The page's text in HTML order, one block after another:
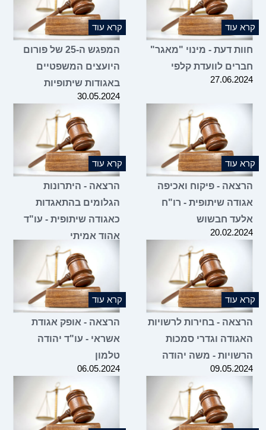
קרא עוד
חוות דעת - מינוי "מאגר"
חברים לוועדת קלפי
27.06.2024
קרא עוד
המפגש ה-25 של פורום
היועצים המשפטיים
באגודות שיתופיות
30.05.2024
קרא עוד
הרצאה - פיקוח ואכיפה
אגודה שיתופית - רו"ח
אלעד חבשוש
20.02.2024
קרא עוד
הרצאה - היתרונות
הגלומים בהתאגדות
כאגודה שיתופית - עו"ד
אהוד אמיתי
קרא עוד
הרצאה - בחירות לרשויות
האגודה וגדרי סמכות
הרשויות - משה יהודה
09.05.2024
קרא עוד
הרצאה - אופק אגודת
אשראי - עו"ד יהודה
טלמון
06.05.2024